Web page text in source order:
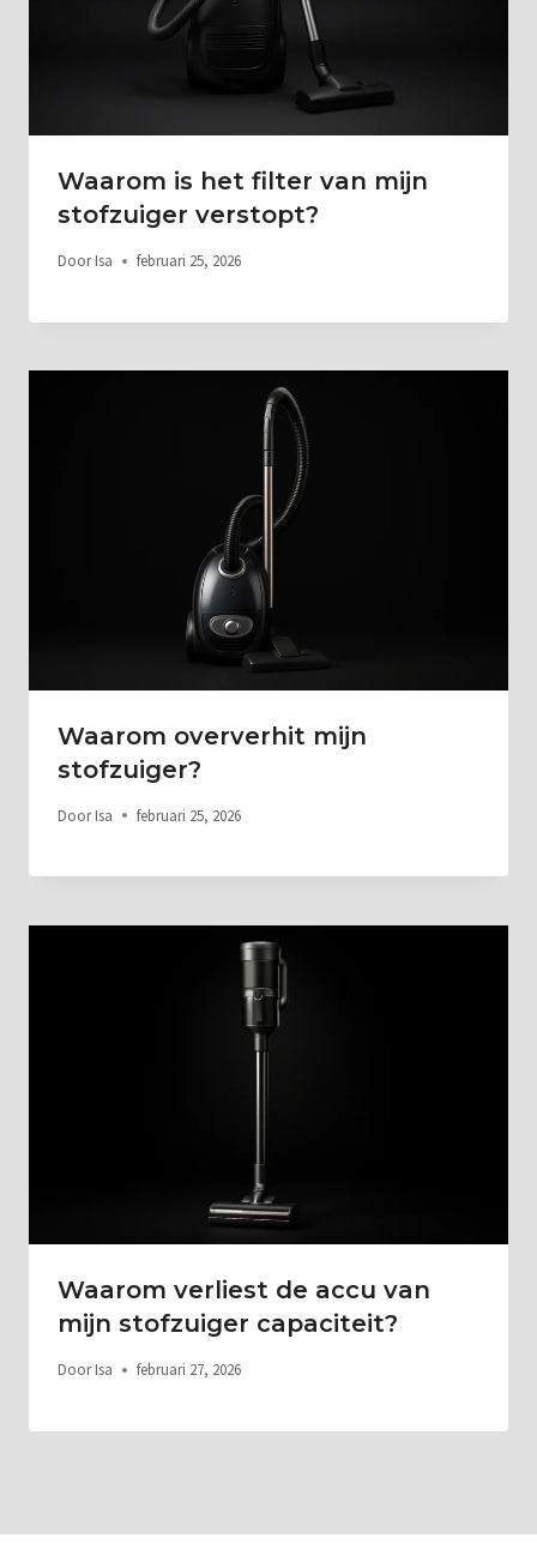
Waarom is het filter van mijn
stofzuiger verstopt?
Door Isa februari 25, 2026
Waarom oververhit mijn
stofzuiger?
Door Isa februari 25, 2026
Waarom verliest de accu van
mijn stofzuiger capaciteit?
Door Isa februari 27, 2026